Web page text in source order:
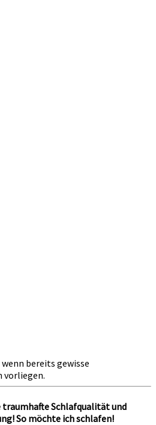
bereits gewisse
vorliegen.
traumhafte Schlafqualität und
So möchte ich schlafen!